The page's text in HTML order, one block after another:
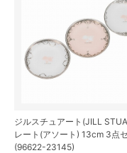
ジルスチュアート(JILL
レート(アソート) 13cm 3点
(96622-23145)